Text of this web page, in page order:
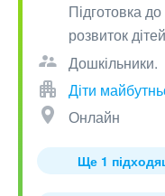
Підготовка
розвиток
Дошкільники.
Діти
Онлайн
Ще 1